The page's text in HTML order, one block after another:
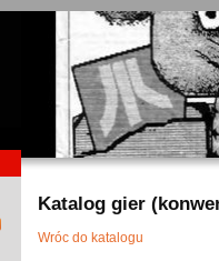
Katalog gier
Wróc do katalogu